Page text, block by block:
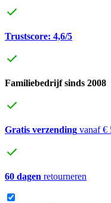
Trustscore: 4,6/5
Familiebedrijf sinds 2008
Gratis verzending vanaf €
60 dagen retourneren